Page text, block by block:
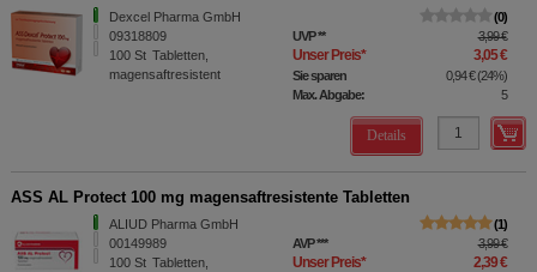
Dexcel Pharma GmbH
09318809
100 St Tabletten,
magensaftresistent
0
UVP** 3,99 €
Unser Preis* 3,05 €
Sie sparen 0,94 €(24%)
Max. Abgabe:
5
Details
ASS AL Protect 100 mg magensaftresistente Tabletten
ALIUD Pharma GmbH
00149989
100 St Tabletten,
1
AVP*** 3,99 €
Unser Preis* 2,39 €